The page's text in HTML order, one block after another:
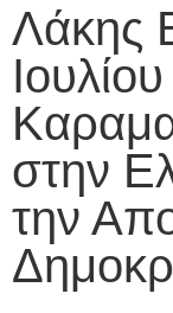
Λάκης
στην
την